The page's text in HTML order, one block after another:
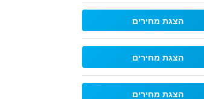
הצגת מחירים
הצגת מחירים
הצגת מחירים